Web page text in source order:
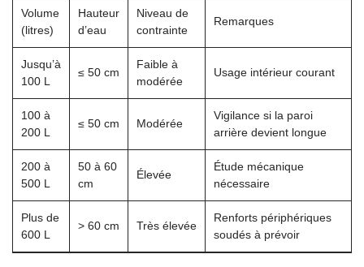
Volume
(litres)
Hauteur
d’eau
Niveau de
contrainte
Remarques
Jusqu’à
100 L
≤ 50 cm
Faible à
modérée
Usage intérieur courant
100 à
200 L
≤ 50 cm Modérée
Vigilance si la paroi
arrière devient longue
200 à
500 L
50 à 60
cm
Élevée
Étude mécanique
nécessaire
Plus de
600 L
> 60 cm Très élevée
Renforts périphériques
soudés à prévoir